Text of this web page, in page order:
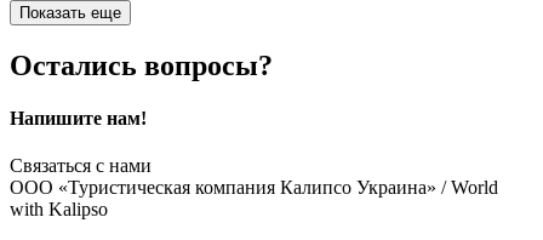
Показать еще
Остались вопросы?
Напишите нам!
Связаться с нами
ООО «Туристическая компания Калипсо Украина» / World
with Kalipso